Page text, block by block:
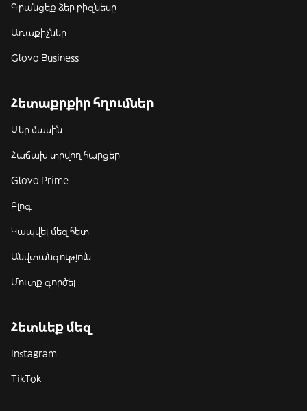
Գրանցեք ձեր բիզնեսը
Առաքիչներ
Glovo Business
Հետաքրքիր հղումներ
Մեր մասին
Հաճախ տրվող հարցեր
Glovo Prime
Բլոգ
Կապվել մեզ հետ
Անվտանգություն
Մուտք գործել
Հետևեք մեզ
Instagram
TikTok